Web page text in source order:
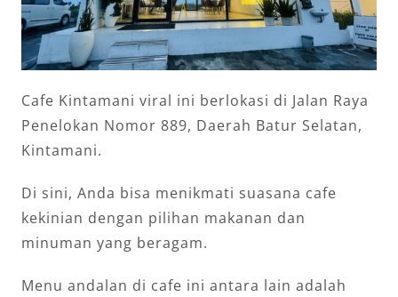
Cafe Kintamani viral ini berlokasi di Jalan Raya
Penelokan Nomor 889, Daerah Batur Selatan,
Kintamani.
Di sini, Anda bisa menikmati suasana cafe
kekinian dengan pilihan makanan dan
minuman yang beragam.
Menu andalan di cafe ini antara lain adalah